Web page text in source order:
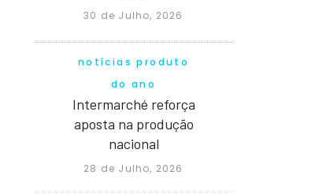
30 de Julho, 2026
notícias produto
do ano
Intermarché reforça
aposta na produção
nacional
28 de Julho, 2026